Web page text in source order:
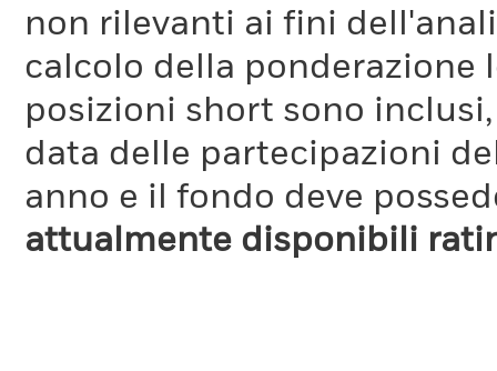
non rilevanti ai fini
calcolo della ponderazione
posizioni short sono
data delle partecipazioni
anno e il fondo deve
attualmente disponibili